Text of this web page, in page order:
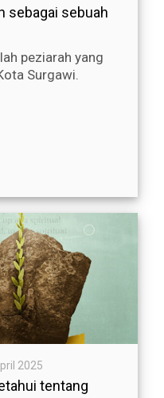
sebagai sebuah
peziarah yang
Surgawi.
2025
tentang